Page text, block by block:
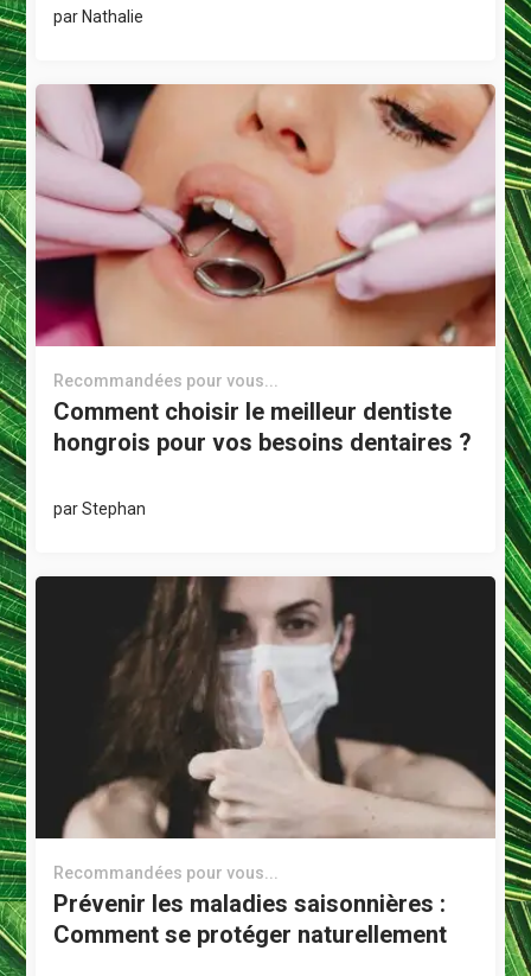
par Nathalie
Recommandées pour vous...
Comment choisir le meilleur dentiste
hongrois pour vos besoins dentaires ?
parStephan
Recommandées pour vous...
Prévenir les maladies saisonnières :
Comment se protéger naturellement